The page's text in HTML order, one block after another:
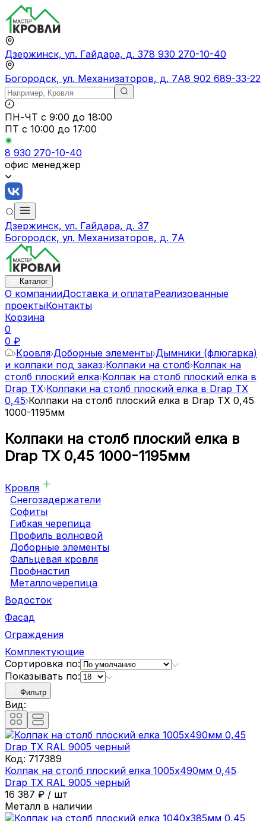
Дзержинск, ул. Гайдара, д. 378 930 270-10-40
Богородск, ул. Механизаторов, д. 7А8 902 689-33-22
ПН-ЧТ с 9:00 до 18:00
ПТ с 10:00 до 17:00
8 930 270-10-40
офис менеджер
Дзержинск, ул. Гайдара, д. 37
Богородск, ул. Механизаторов, д. 7А
Каталог
О компанииДоставка и оплатаРеализованные
проектыКонтакты
Корзина
0
0 ₽
Кровля Доборные элементы Дымники (флюгарка)
и колпаки под заказ Колпаки на столб Колпак на
столб плоский елка Колпак на столб плоский елка в
Drap TX Колпаки на столб плоский елка в Drap TX
0,45 Колпаки на столб плоский елка в Drap TX 0,45
1000-1195мм
Колпаки на столб плоский елка в
Drap TX 0,45 1000-1195мм
Кровля
Снегозадержатели
Софиты
Гибкая черепица
Профиль волновой
Доборные элементы
Фальцевая кровля
Профнастил
Металлочерепица
Водосток
Фасад
Ограждения
Комплектующие
Сортировка по:
Показывать по:
Фильтр
Вид:
Код: 717389
Колпак на столб плоский елка 1005х490мм 0,45
Drap ТХ RAL 9005 черный
16 387 ₽ / шт
Металл в наличии